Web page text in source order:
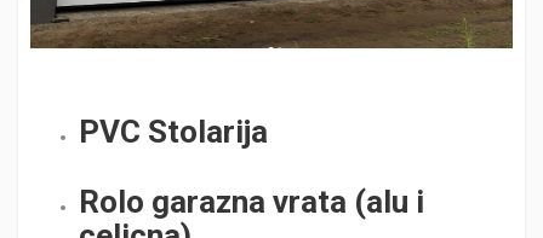
PVC Stolarija
Rolo garazna vrata (alu i